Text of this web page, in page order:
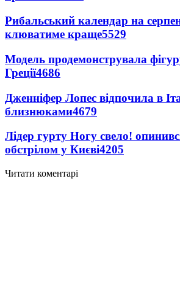
Рибальський календар на
клюватиме краще5529
Модель продемонструвала
Греції4686
Дженніфер Лопес відпочила в
близнюками4679
Лідер гурту Ногу свело!
обстрілом у Києві4205
Читати коментарі